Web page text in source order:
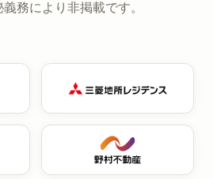
義務により非掲載です。